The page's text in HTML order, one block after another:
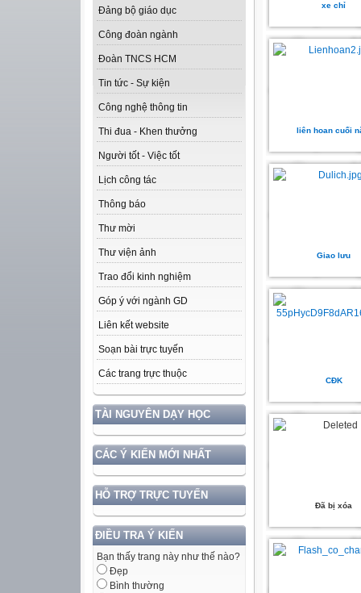
Đảng bộ giáo dục
Công đoàn ngành
Đoàn TNCS HCM
Tin tức - Sự kiện
Công nghệ thông tin
Thi đua - Khen thưởng
Người tốt - Việc tốt
Lịch công tác
Thông báo
Thư mời
Thư viện ảnh
Trao đổi kinh nghiệm
Góp ý với ngành GD
Liên kết website
Soạn bài trực tuyến
Các trang trực thuộc
TÀI NGUYÊN DẠY HỌC
CÁC Ý KIẾN MỚI NHẤT
HỖ TRỢ TRỰC TUYẾN
ĐIỀU TRA Ý KIẾN
Bạn thấy trang này như thế nào?
Đẹp
Bình thường
xe chỉ
liên hoan cuối
Giao lưu
CĐK
Đã bị xóa